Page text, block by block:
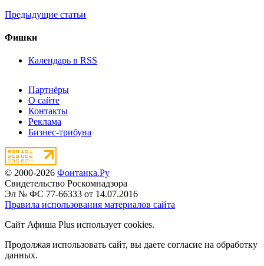
Предыдущие статьи
Фишки
Календарь в RSS
Партнёры
О сайте
Контакты
Реклама
Бизнес-трибуна
© 2000-2026 Фонтанка.Ру
Свидетельство Роскомнадзора
Эл № ФС 77-66333 от 14.07.2016
Правила использования материалов сайта
Сайт Афиша Plus использует cookies.
Продолжая использовать сайт, вы даете согласие на обработку
данных.